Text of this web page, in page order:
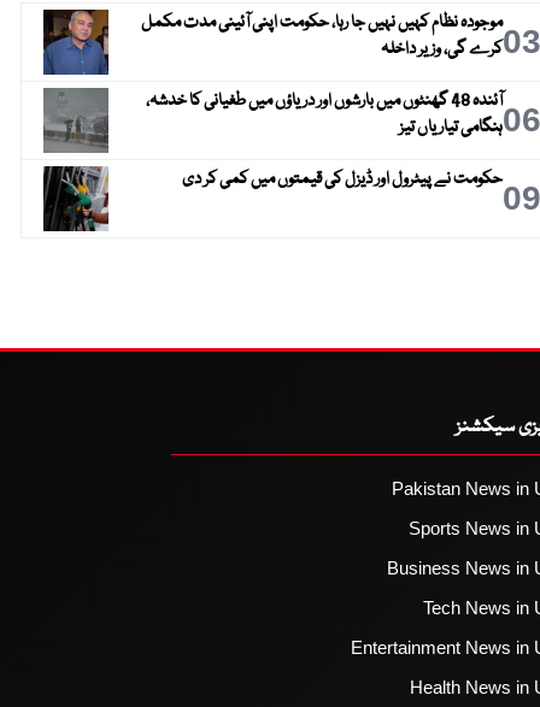
03موجودہ نظام کہیں نہیں جا رہا، حکومت اپنی آئینی مدت مکمل
کرے گی، وزیر داخلہ
06
آئندہ 48 گھنٹوں میں بارشوں اور دریاؤں میں طغیانی کا خدشہ،
ہنگامی تیاریاں تیز
09حکومت نے پیٹرول اور ڈیزل کی قیمتوں میں کمی کر دی
سیکشنز
Pakistan News in
Sports News in
Business News in
Tech News in
Entertainment News in
Health News in